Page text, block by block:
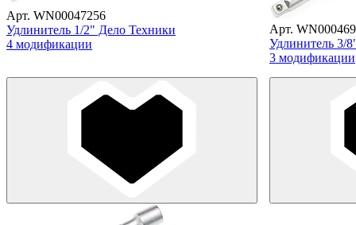
Арт. WN00047256
Удлинитель 1/2" Дело Техники
4 модификации
Арт.
Удлинитель 3/
3 модификации